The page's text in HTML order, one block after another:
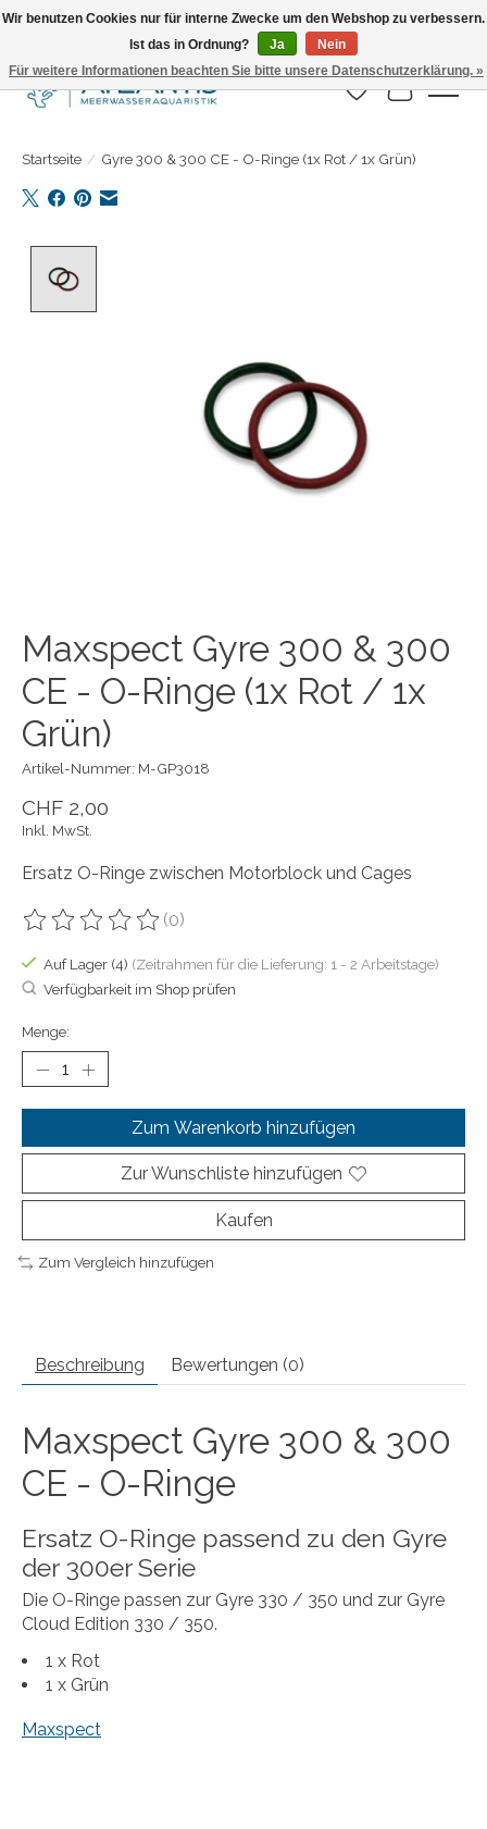
Täglicher Versand. Bestelle bis 15.00 Uhr
Wunschzettel
Ihr
Startseite / Gyre 300 & 300 CE - O-Ringe (1x Rot / 1x Grün)
Maxspect Gyre 300 & 300
CE - O-Ringe (1x Rot / 1x
Grün)
Artikel-Nummer: M-GP3018
CHF 2,00
Inkl. MwSt.
Ersatz O-Ringe zwischen Motorblock und Cages
Die Bewertung dieses Produkts ist
(0)
Auf Lager (4) (Zeitrahmen für die Lieferung: 1 - 2 Arbeitstage)
Verfügbarkeit im Shop prüfen
Menge:
Zum Warenkorb hinzufügen
Zur Wunschliste hinzufügen
Kaufen
Zum Vergleich hinzufügen
Beschreibung Bewertungen (0)
Maxspect Gyre 300 & 300
CE - O-Ringe
Ersatz O-Ringe passend zu den Gyre
der 300er Serie
Die O-Ringe passen zur Gyre 330 / 350 und zur Gyre
Cloud Edition 330 / 350.
1 x Rot
1 x Grün
Maxspect
Wir benutzen Cookies nur für interne Zwecke um den Webshop zu verbessern.
Ist das in Ordnung?
Ja
Nein
Für weitere Informationen beachten Sie bitte unsere Datenschutzerklärung. »